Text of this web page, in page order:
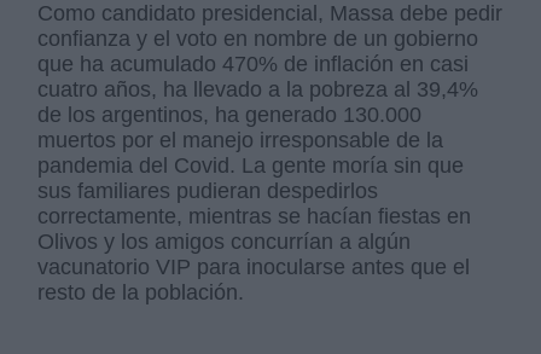
Como candidato presidencial, Massa debe pedir
confianza y el voto en nombre de un gobierno
que ha acumulado 470% de inflación en casi
cuatro años, ha llevado a la pobreza al 39,4%
de los argentinos, ha generado 130.000
muertos por el manejo irresponsable de la
pandemia del Covid. La gente moría sin que
sus familiares pudieran despedirlos
correctamente, mientras se hacían fiestas en
Olivos y los amigos concurrían a algún
vacunatorio VIP para inocularse antes que el
resto de la población.